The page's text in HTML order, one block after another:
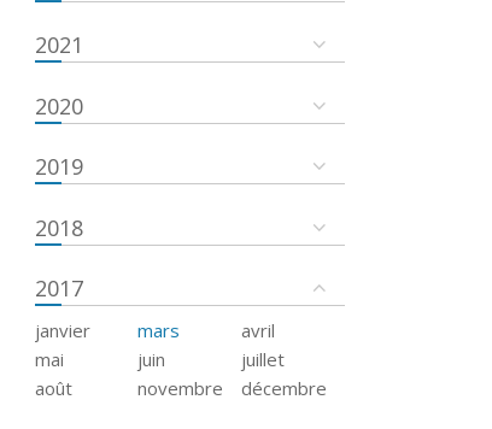
2021
2020
2019
2018
2017
janvier mars
avril
mai
juin
juillet
août
novembre décembre